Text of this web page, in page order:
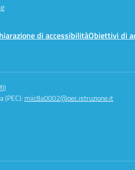
di accessibilitàObiettivi di
(PEC): miic8a0002@pec.istruzione.it